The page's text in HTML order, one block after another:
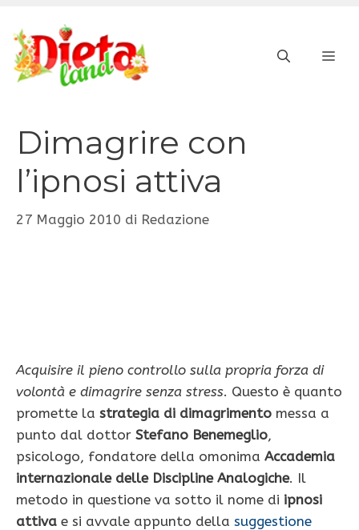
contenuto
Dimagrire con
l’ipnosi attiva
27 Maggio 2010 di Redazione
Acquisire il pieno controllo sulla propria forza di
volontà e dimagrire senza stress. Questo è quanto
promette la strategia di dimagrimento messa a
punto dal dottor Stefano Benemeglio,
psicologo, fondatore della omonima Accademia
internazionale delle Discipline Analogiche. Il
metodo in questione va sotto il nome di ipnosi
attiva e si avvale appunto della suggestione